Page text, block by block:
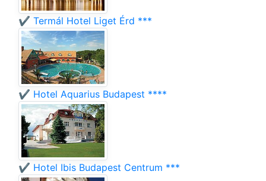
✔️ Termál Hotel Liget Érd ***
✔️ Hotel Aquarius Budapest ****
✔️ Hotel Ibis Budapest Centrum ***